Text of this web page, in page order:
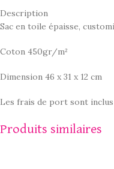
Description
Sac en toile épaisse,
Coton 450gr/m²
Dimension 46 x 31 x 12 cm
Les frais de port sont
Produits similaires